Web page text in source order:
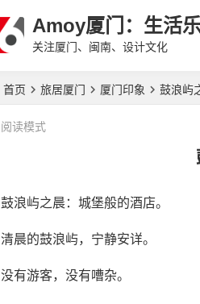
Amoy厦门：生活
关注厦门、闽南、设计文化
首页 旅居厦门 厦门印象 鼓浪屿
阅读模式
鼓浪屿之晨：城堡般的酒店。
清晨的鼓浪屿，宁静安详。
没有游客，没有嘈杂。